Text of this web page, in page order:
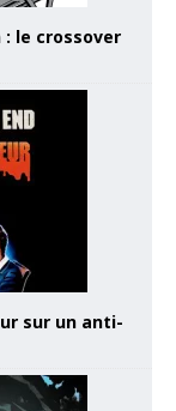
: le crossover
sur un anti-